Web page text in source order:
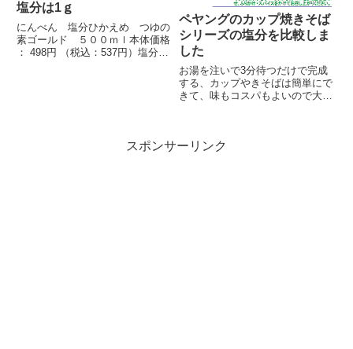
塩分は1ｇ
にんべん 塩分ひかえめ つゆの
素ゴールド ５００ｍｌ本体価格
： 498円 （税込：537円）塩分３
ペヤングのカップ焼きそば
シリーズの塩分を比較しま
した
お湯を注いで3分待つだけで完成
する、カップやきそばは簡単にで
きて、味もコスパもよいので大人
スポンサーリンク